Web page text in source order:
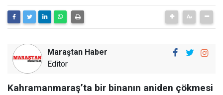
Maraştan Haber
Editör
Kahramanmaraş’ta bir binanın aniden çökmesi